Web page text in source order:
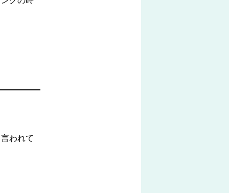
われて